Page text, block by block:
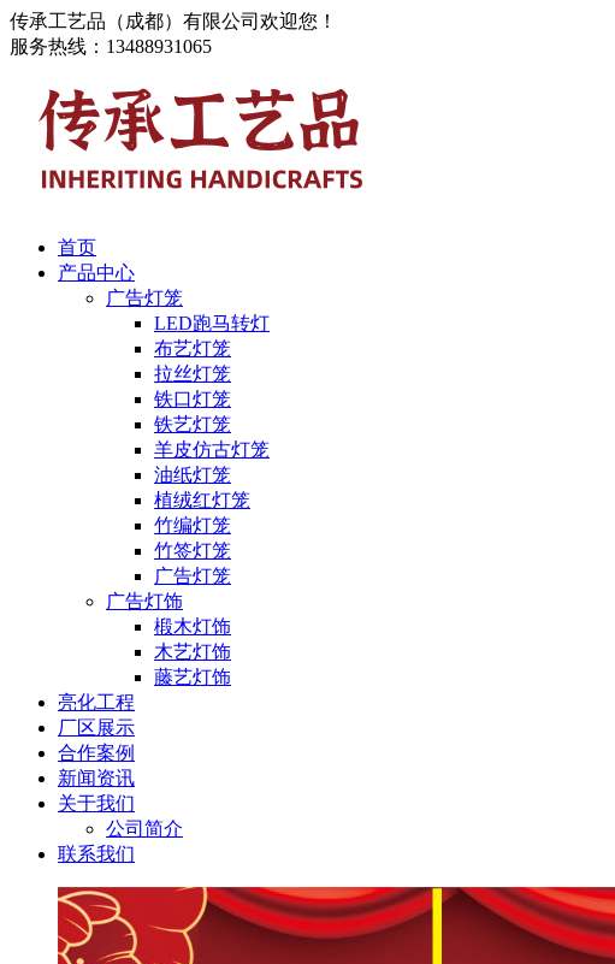
传承工艺品（成都）有限公司欢迎您！
服务热线：13488931065
首页
产品中心
广告灯笼
LED跑马转灯
布艺灯笼
拉丝灯笼
铁口灯笼
铁艺灯笼
羊皮仿古灯笼
油纸灯笼
植绒红灯笼
竹编灯笼
竹签灯笼
广告灯笼
广告灯饰
椴木灯饰
木艺灯饰
藤艺灯饰
亮化工程
厂区展示
合作案例
新闻资讯
关于我们
公司简介
联系我们